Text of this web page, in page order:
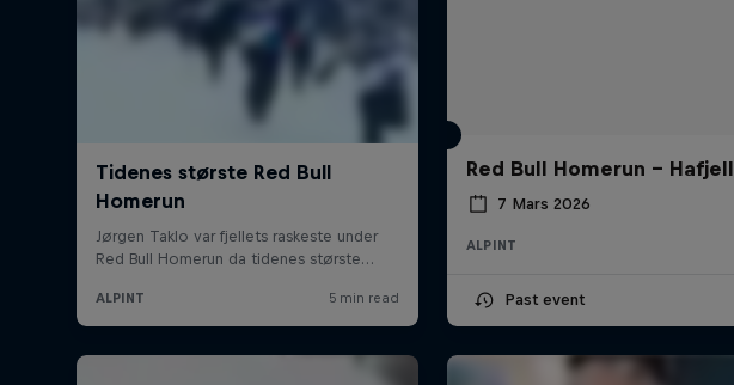
Red Bull Homerun - Hafjell
7 Mars 2026
ALPINT
Past event